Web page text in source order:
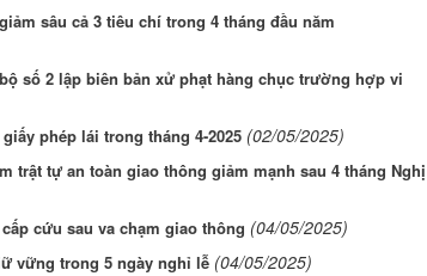
sâu cả 3 tiêu chí trong 4 tháng đầu năm
số 2 lập biên bản xử phạt hàng chục trường hợp vi
phép lái trong tháng 4-2025 (02/05/2025)
trật tự an toàn giao thông giảm mạnh sau 4 tháng Nghị
cứu sau va chạm giao thông (04/05/2025)
vững trong 5 ngày nghỉ lễ (04/05/2025)